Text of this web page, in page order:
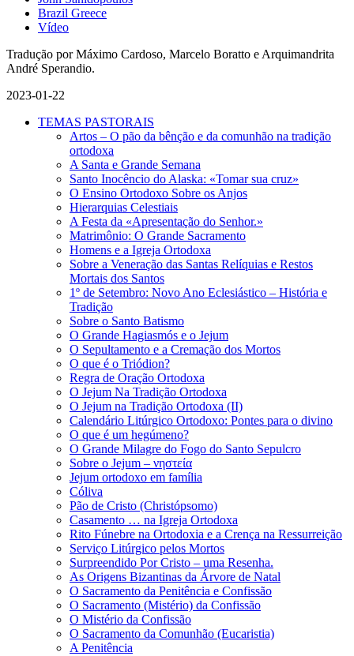
Brazil Greece
Vídeo
Tradução por Máximo Cardoso, Marcelo Boratto e Arquimandrita
André Sperandio.
2023-01-22
TEMAS PASTORAIS
Artos – O pão da bênção e da comunhão na tradição
ortodoxa
A Santa e Grande Semana
Santo Inocêncio do Alaska: «Tomar sua cruz»
O Ensino Ortodoxo Sobre os Anjos
Hierarquias Celestiais
A Festa da «Apresentação do Senhor.»
Matrimônio: O Grande Sacramento
Homens e a Igreja Ortodoxa
Sobre a Veneração das Santas Relíquias e Restos
Mortais dos Santos
1º de Setembro: Novo Ano Eclesiástico – História e
Tradição
Sobre o Santo Batismo
O Grande Hagiasmós e o Jejum
O Sepultamento e a Cremação dos Mortos
O que é o Triódion?
Regra de Oração Ortodoxa
O Jejum Na Tradição Ortodoxa
O Jejum na Tradição Ortodoxa (II)
Calendário Litúrgico Ortodoxo: Pontes para o divino
O que é um hegúmeno?
O Grande Milagre do Fogo do Santo Sepulcro
Sobre o Jejum – νηστεία
Jejum ortodoxo em família
Cóliva
Pão de Cristo (Christópsomo)
Casamento … na Igreja Ortodoxa
Rito Fúnebre na Ortodoxia e a Crença na Ressurreição
Serviço Litúrgico pelos Mortos
Surpreendido Por Cristo – uma Resenha.
As Origens Bizantinas da Árvore de Natal
O Sacramento da Penitência e Confissão
O Sacramento (Mistério) da Confissão
O Mistério da Confissão
O Sacramento da Comunhão (Eucaristia)
A Penitência